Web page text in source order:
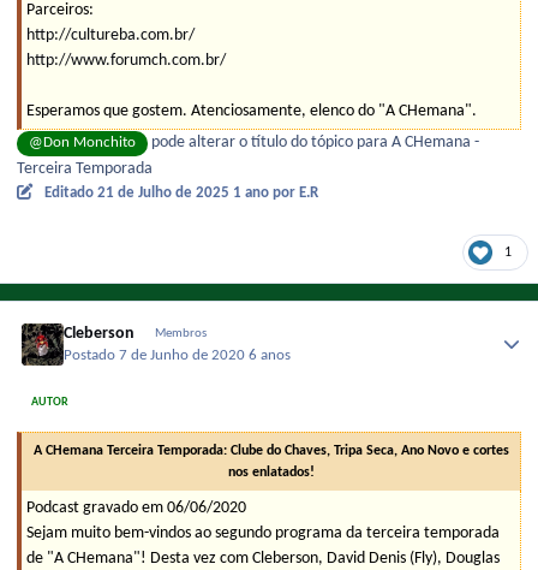
Parceiros:
http://cultureba.com.br/
http://www.forumch.com.br/
Esperamos que gostem. Atenciosamente, elenco do "A CHemana".
@Don Monchito
pode alterar o título do tópico para A CHemana -
Terceira Temporada
Editado 21 de Julho de 2025 1 ano por E.R
1
Cleberson Membros
Postado7 de Junho de 20206 anos
AUTOR
A CHemana Terceira Temporada: Clube do Chaves, Tripa Seca, Ano Novo e cortes
nos enlatados!
Podcast gravado em 06/06/2020
Sejam muito bem-vindos ao segundo programa da terceira temporada
de "A CHemana"! Desta vez com Cleberson, David Denis (Fly), Douglas